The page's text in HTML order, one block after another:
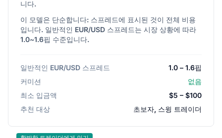
니다.
이 모델은 단순합니다: 스프레드에 표시된 것이 전체 비용
입니다. 일반적인 EUR/USD 스프레드는 시장 상황에 따라
1.0~1.6핍 수준입니다.
일반적인 EUR/USD 스프레드
1.0 – 1.6핍
커미션
없음
최소 입금액
$5 – $100
추천 대상
초보자, 스윙 트레이더